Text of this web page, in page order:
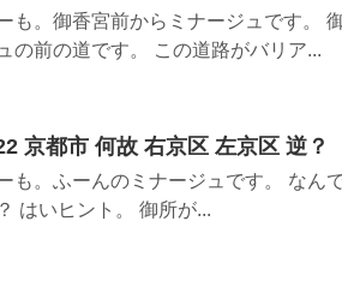
も。御香宮前からミナージュです。
の前の道です。 この道路がバリア...
京都市 何故 右京区 左京区 逆？
も。ふーんのミナージュです。 なん
はいヒント。 御所が...